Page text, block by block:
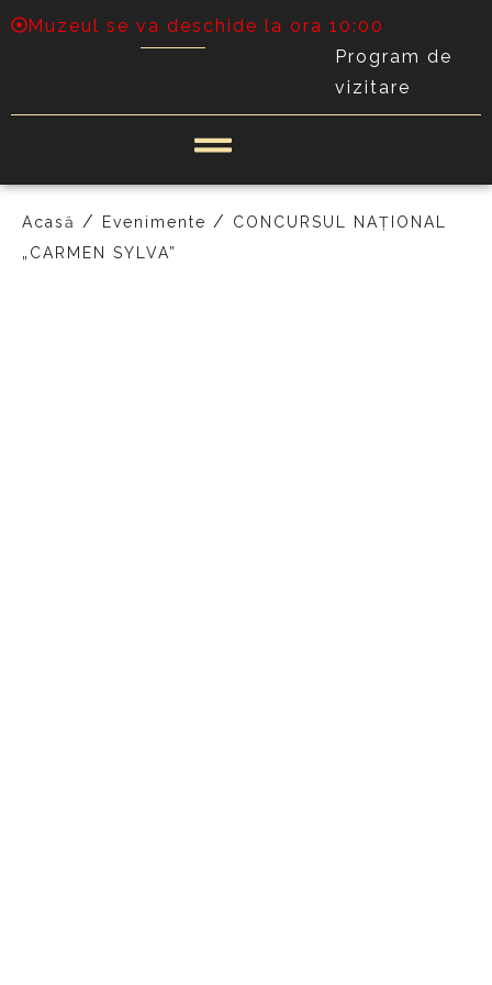
Muzeul se va deschide la ora 10:00
Program de
vizitare
Acasă / Evenimente /
CONCURSUL NAȚIONAL
„CARMEN SYLVA”